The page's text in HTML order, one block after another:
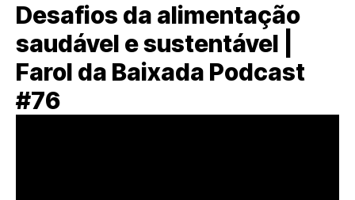
Desafios da alimentação
saudável e sustentável |
Farol da Baixada Podcast
#76